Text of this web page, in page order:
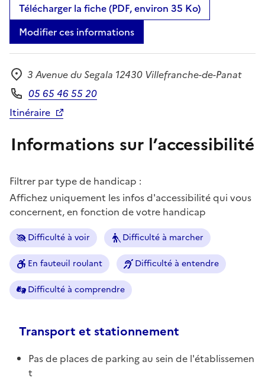
Télécharger la fiche (PDF, environ 35 Ko)
Modifier ces informations
Adresse
3 Avenue du Segala 12430 Villefranche-de-Panat
Téléphone
05 65 46 55 20
Itinéraire
Informations sur l’accessibilité
Filtrer par type de handicap :
Affichez uniquement les infos d'accessibilité qui vous
concernent, en fonction de votre handicap
Difficulté à voir Difficulté à marcher
En fauteuil roulant Difficulté à entendre
Difficulté à comprendre
Transport et stationnement
Pas de places de parking au sein de l'établissemen
t